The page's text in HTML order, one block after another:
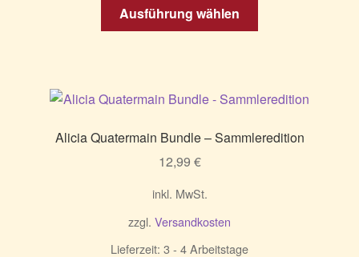
Ausführung wählen
auf.
Optionen
Alicia Quatermain Bundle – Sammleredition
12,99 €
inkl. MwSt.
zzgl. Versandkosten
Lieferzeit: 3 - 4 Arbeitstage